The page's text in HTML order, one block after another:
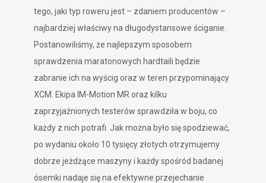
tego, jaki typ roweru jest – zdaniem producentów –
najbardziej właściwy na długodystansowe ściganie.
Postanowiliśmy, że najlepszym sposobem
sprawdzenia maratonowych hardtaili będzie
zabranie ich na wyścig oraz w teren przypominający
XCM. Ekipa IM-Motion MR oraz kilku
zaprzyjaźnionych testerów sprawdziła w boju, co
każdy z nich potrafi. Jak można było się spodziewać,
po wydaniu około 10 tysięcy złotych otrzymujemy
dobrze jeżdżące maszyny i każdy spośród badanej
ósemki nadaje się na efektywne przejechanie